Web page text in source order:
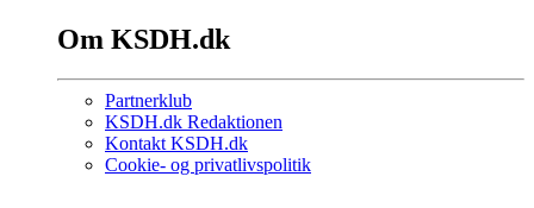
Om KSDH.dk
Partnerklub
KSDH.dk Redaktionen
Kontakt KSDH.dk
Cookie- og privatlivspolitik